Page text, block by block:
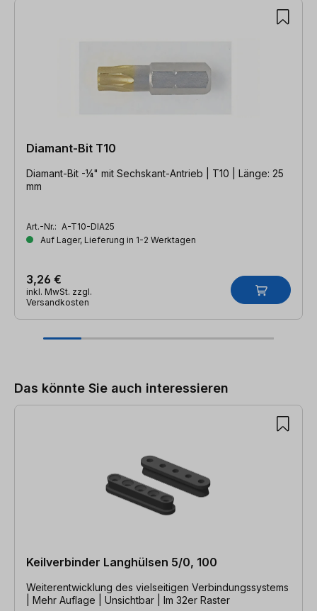
Diamant-Bit T10
Diamant-Bit -¼" mit Sechskant-Antrieb | T10 | Länge: 25
mm
Art.-Nr.: A-T10-DIA25
Auf Lager, Lieferung in 1-2 Werktagen
3,26 €
inkl. MwSt. zzgl.
Versandkosten
Das könnte Sie auch interessieren
Keilverbinder Langhülsen 5/0, 100
Weiterentwicklung des vielseitigen Verbindungssystems
| Mehr Auflage | Unsichtbar | Im 32er Raster